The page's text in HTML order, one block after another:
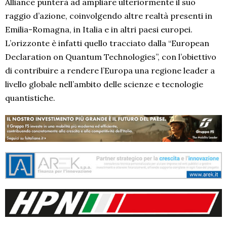
Alliance punterà ad ampliare ulteriormente il suo
raggio d’azione, coinvolgendo altre realtà presenti in
Emilia-Romagna, in Italia e in altri paesi europei.
L’orizzonte è infatti quello tracciato dalla “European
Declaration on Quantum Technologies”, con l’obiettivo
di contribuire a rendere l’Europa una regione leader a
livello globale nell’ambito delle scienze e tecnologie
quantistiche.